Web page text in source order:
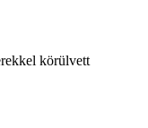
körülvett